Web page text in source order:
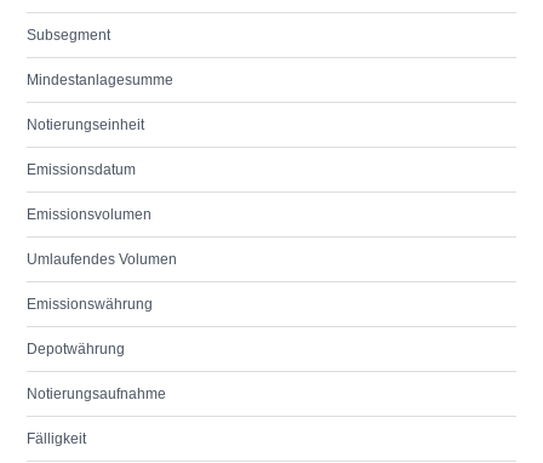
Subsegment
Mindestanlagesumme
Notierungseinheit
Emissionsdatum
Emissionsvolumen
Umlaufendes Volumen
Emissionswährung
Depotwährung
Notierungsaufnahme
Fälligkeit